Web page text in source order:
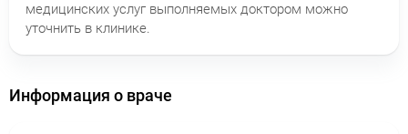
медицинских услуг выполняемых доктором можно
уточнить в клинике.
Информация о враче